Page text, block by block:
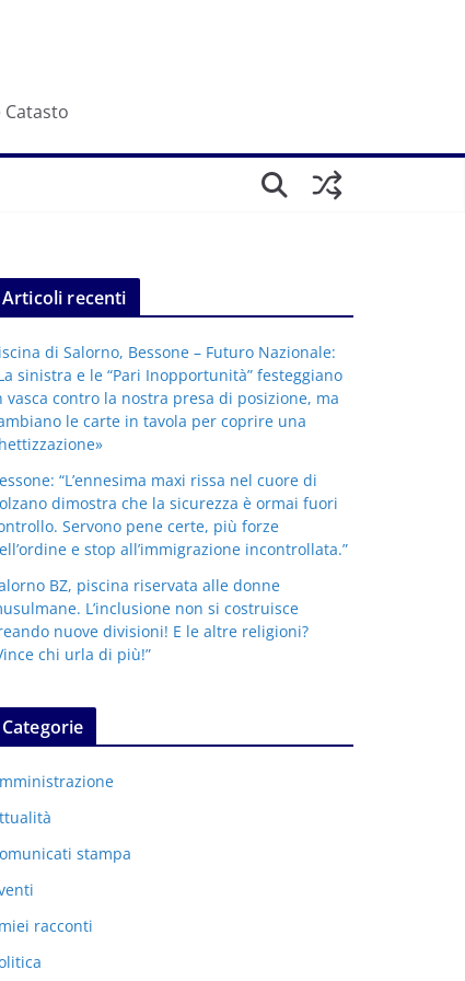
Articoli recenti
di Salorno, Bessone – Futuro Nazionale:
sinistra e le “Pari Inopportunità” festeggiano
vasca contro la nostra presa di posizione, ma
le carte in tavola per coprire una
“L’ennesima maxi rissa nel cuore di
dimostra che la sicurezza è ormai fuori
Servono pene certe, più forze
e stop all’immigrazione incontrollata.”
BZ, piscina riservata alle donne
L’inclusione non si costruisce
nuove divisioni! E le altre religioni?
chi urla di più!”
Categorie
stampa
racconti